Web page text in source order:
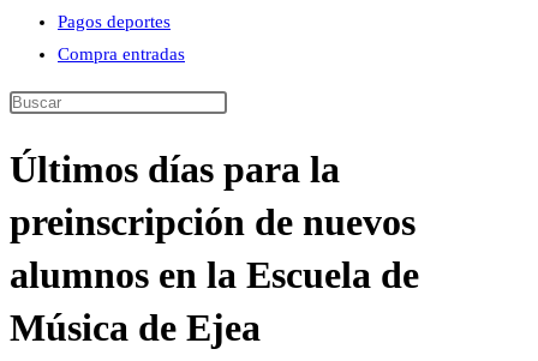
Pagos deportes
Compra entradas
Buscar
esta
Últimos días para la
preinscripción de nuevos
alumnos en la Escuela de
Música de Ejea